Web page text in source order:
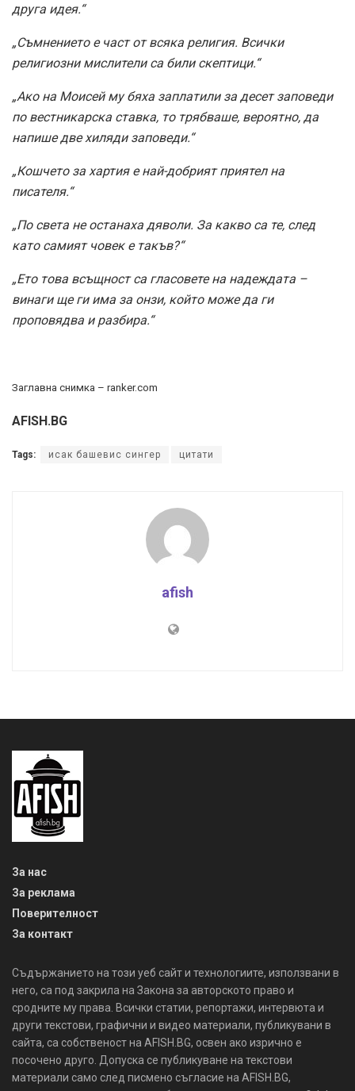
друга идея.“
„Съмнението е част от всяка религия. Всички
религиозни мислители са били скептици.“
„Ако на Моисей му бяха заплатили за десет заповеди
по вестникарска ставка, то трябваше, вероятно, да
напише две хиляди заповеди.“
„Кошчето за хартия е най-добрият приятел на
писателя.“
„По света не останаха дяволи. За какво са те, след
като самият човек е такъв?“
„Ето това всъщност са гласовете на надеждата –
винаги ще ги има за онзи, който може да ги
проповядва и разбира.“
Заглавна снимка – ranker.com
AFISH.BG
Tags: исак башевис сингер цитати
afish
За нас
За реклама
Поверителност
За контакт
Съдържанието на този уеб сайт и технологиите, използвани в
него, са под закрила на Закона за авторското право и
сродните му права. Всички статии, репортажи, интервюта и
други текстови, графични и видео материали, публикувани в
сайта, са собственост на AFISH.BG, освен ако изрично е
посочено друго. Допуска се публикуване на текстови
материали само след писмено съгласие на AFISH.BG,